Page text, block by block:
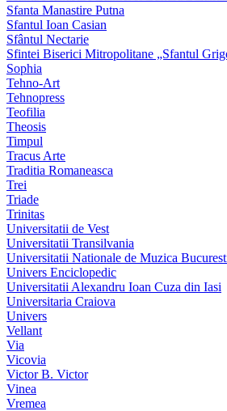
Sfanta Manastire Putna
Sfantul Ioan Casian
Sfântul Nectarie
Sfintei Biserici Mitropolitane „Sfantul
Sophia
Tehno-Art
Tehnopress
Teofilia
Theosis
Timpul
Tracus Arte
Traditia Romaneasca
Trei
Triade
Trinitas
Universitatii de Vest
Universitatii Transilvania
Universitatii Nationale de Muzica
Univers Enciclopedic
Universitatii Alexandru Ioan Cuza din Iasi
Universitaria Craiova
Univers
Vellant
Via
Vicovia
Victor B. Victor
Vinea
Vremea